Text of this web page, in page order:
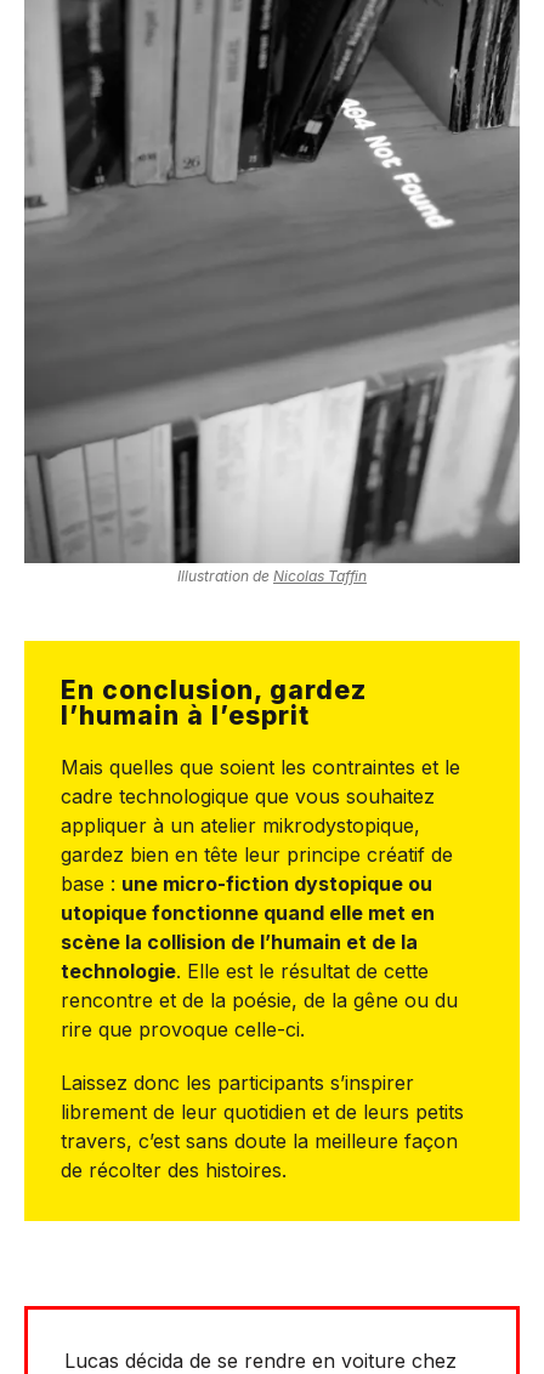
Illustration de Nicolas Taffin
En conclusion, gardez
l’humain à l’esprit
Mais quelles que soient les contraintes et le
cadre technologique que vous souhaitez
appliquer à un atelier mikrodystopique,
gardez bien en tête leur principe créatif de
base : une micro-fiction dystopique ou
utopique fonctionne quand elle met en
scène la collision de l’humain et de la
technologie. Elle est le résultat de cette
rencontre et de la poésie, de la gêne ou du
rire que provoque celle-ci.
Laissez donc les participants s’inspirer
librement de leur quotidien et de leurs petits
travers, c’est sans doute la meilleure façon
de récolter des histoires.
Lucas décida de se rendre en voiture chez